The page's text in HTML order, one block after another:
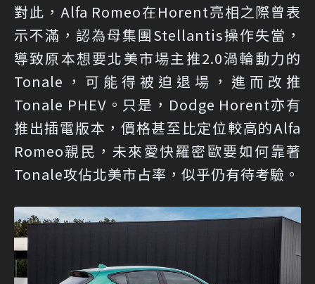
對此，Alfa Romeo在Horent亮相之際曾表
示不滿，認為母集團Stellantis操作失當，
導致原本想要北美市場主推2.0渦輪動力的
Tonale，可能得被迫退場，進而改推
Tonale PHEV。只是，Dodge Horent亦有
推出插電版本，價格甚至比定位較高的Alfa
Romeo親民，未來愛快羅密歐要如何靠著
Tonale攻佔北美市占率，似乎仍有待考驗。